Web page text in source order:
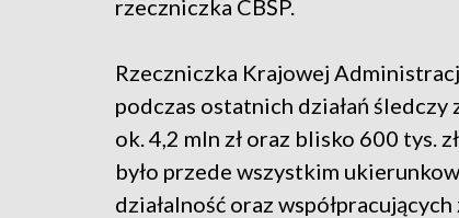
rzeczniczka CBŚP.
Rzeczniczka Krajowej
podczas ostatnich działań
ok. 4,2 mln zł oraz blisko 600 tys.
było przede wszystkim
działalność oraz